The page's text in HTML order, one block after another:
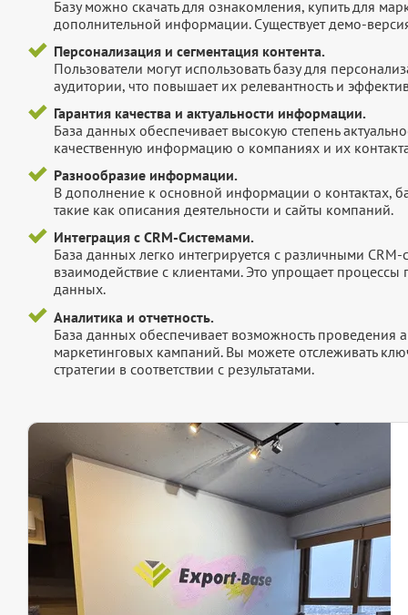
Базу можно скачать для ознакомления, купить для
дополнительной информации. Существует демо-
Персонализация и сегментация контента.
Пользователи могут использовать базу для
аудитории, что повышает их релевантность и
Гарантия качества и актуальности информации.
База данных обеспечивает высокую степень
качественную информацию о компаниях и их
Разнообразие информации.
В дополнение к основной информации о контактах,
такие как описания деятельности и сайты компаний.
Интеграция с CRM-Системами.
База данных легко интегрируется с различными
взаимодействие с клиентами. Это упрощает
данных.
Аналитика и отчетность.
База данных обеспечивает возможность проведения
маркетинговых кампаний. Вы можете отслеживать
стратегии в соответствии с результатами.